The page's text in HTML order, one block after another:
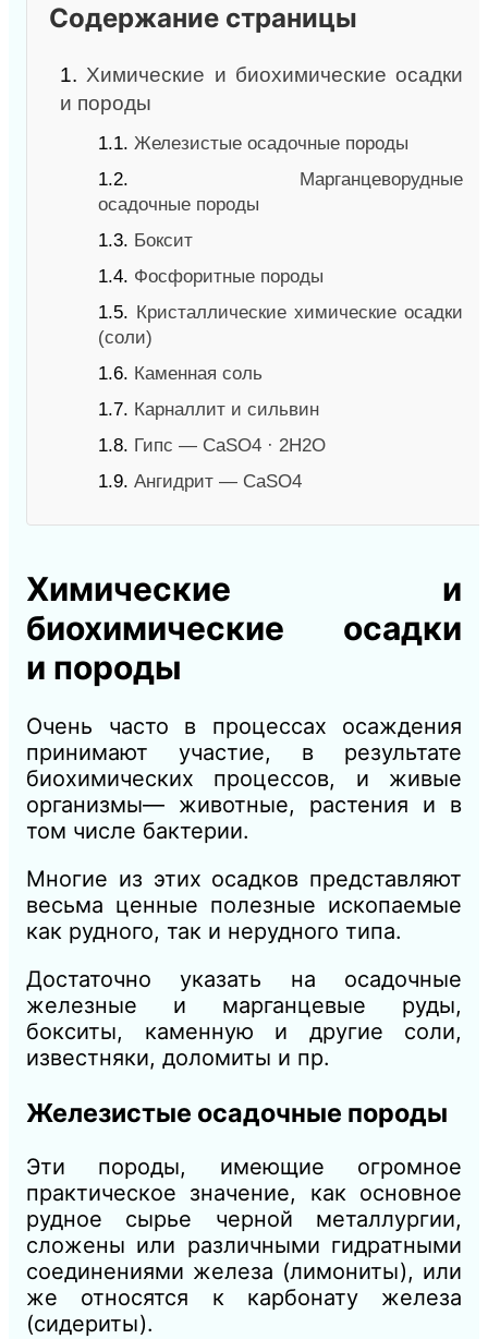
Содержание страницы
1. Химические и биохимические осадки
и породы
1.1. Железистые осадочные породы
1.2. Марганцеворудные
осадочные породы
1.3. Боксит
1.4. Фосфоритные породы
1.5. Кристаллические химические осадки
(соли)
1.6. Каменная соль
1.7. Карналлит и сильвин
1.8. Гипс — CaSO4 · 2Н2O
1.9. Ангидрит — CaSO4
Химические и
биохимические осадки
и породы
Очень часто в процессах осаждения
принимают участие, в результате
биохимических процессов, и живые
организмы— животные, растения и в
том числе бактерии.
Многие из этих осадков представляют
весьма ценные полезные ископаемые
как рудного, так и нерудного типа.
Достаточно указать на осадочные
железные и марганцевые руды,
бокситы, каменную и другие соли,
известняки, доломиты и пр.
Железистые осадочные породы
Эти породы, имеющие огромное
практическое значение, как основное
рудное сырье черной металлургии,
сложены или различными гидратными
соединениями железа (лимониты), или
же относятся к карбонату железа
(сидериты).